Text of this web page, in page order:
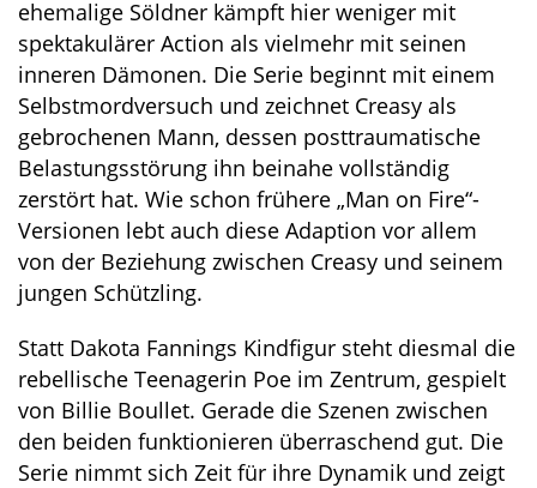
ehemalige Söldner kämpft hier weniger mit
spektakulärer Action als vielmehr mit seinen
inneren Dämonen. Die Serie beginnt mit einem
Selbstmordversuch und zeichnet Creasy als
gebrochenen Mann, dessen posttraumatische
Belastungsstörung ihn beinahe vollständig
zerstört hat. Wie schon frühere „Man on Fire“-
Versionen lebt auch diese Adaption vor allem
von der Beziehung zwischen Creasy und seinem
jungen Schützling.
Statt Dakota Fannings Kindfigur steht diesmal die
rebellische Teenagerin Poe im Zentrum, gespielt
von Billie Boullet. Gerade die Szenen zwischen
den beiden funktionieren überraschend gut. Die
Serie nimmt sich Zeit für ihre Dynamik und zeigt